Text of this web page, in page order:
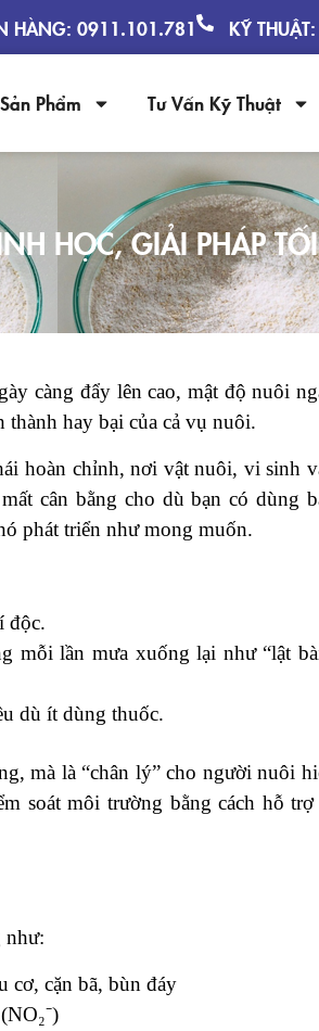
HÀNG: 0911.101.781 KỸ
Sản Phẩm Tư Vấn Kỹ Thuật
HỌC, GIẢI PHÁP
càng đẩy lên cao, mật độ nuôi
hay bại của cả vụ nuôi.
hoàn chỉnh, nơi vật nuôi, vi sinh
cân bằng cho dù bạn có dùng
phát triển như mong muốn.
độc.
mỗi lần mưa xuống lại như “lật
dù ít dùng thuốc.
mà là “chân lý” cho người nuôi
soát môi trường bằng cách hỗ
như:
cơ, cặn bã, bùn đáy